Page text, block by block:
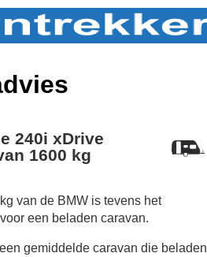
240i xDrive
1600 kg
van de BMW is tevens het
een beladen caravan.
gemiddelde caravan die beladen